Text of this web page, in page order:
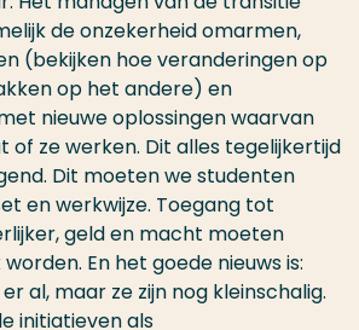
de onzekerheid omarmen,
(bekijken hoe veranderingen op
op het andere) en
nieuwe oplossingen waarvan
of ze werken. Dit alles tegelijkertijd
Dit moeten we studenten
en werkwijze. Toegang tot
geld en macht moeten
En het goede nieuws is:
al, maar ze zijn nog kleinschalig.
initiatieven als